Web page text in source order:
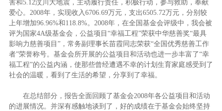
害和5.12汶川大地震，主动履行责任，积极行动，参与救助，奉献
爱心。2008年，实现收入6706.69万元，支出6505.72万元，分别较
上年增加96.96%和118.8%。2008年，在全国基金会评级中，我会被
评为国家4A级基金会，公益项目“幸福工程”荣获中华慈善奖“最具
影响力慈善项目”，常务副理事长苗霞同志荣获“全国优秀慈善工作
者”荣誉称号。基金会所开展的公益项目和活动也进一步丰富了“幸
福工程”的公益内涵，使那些曾经遭遇不幸的计划生育家庭感受到了
社会的温暖，看到了生活的希望，分享到了幸福。
在总结部分，报告全面回顾了基金会2008年各公益项目和活动
的进展情况。并深有感触地谈到了，好的成绩在于基金会始终坚持